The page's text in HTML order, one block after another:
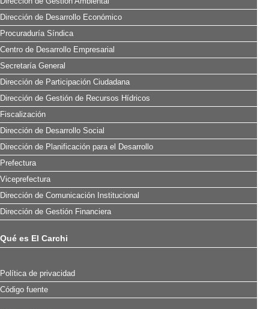
Dirección de Desarrollo Económico
Procuraduría Síndica
Centro de Desarrollo Empresarial
Secretaría General
Dirección de Participación Ciudadana
Dirección de Gestión de Recursos Hídricos
Fiscalización
Dirección de Desarrollo Social
Dirección de Planificación para el Desarrollo
Prefectura
Viceprefectura
Dirección de Comunicación Institucional
Dirección de Gestión Financiera
Qué es El Carchi
Política de privacidad
Código fuente